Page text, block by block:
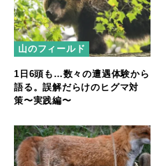
山のフィールド
1日6頭も…数々の遭遇体験から
語る。誤解だらけのヒグマ対
策〜実践編〜